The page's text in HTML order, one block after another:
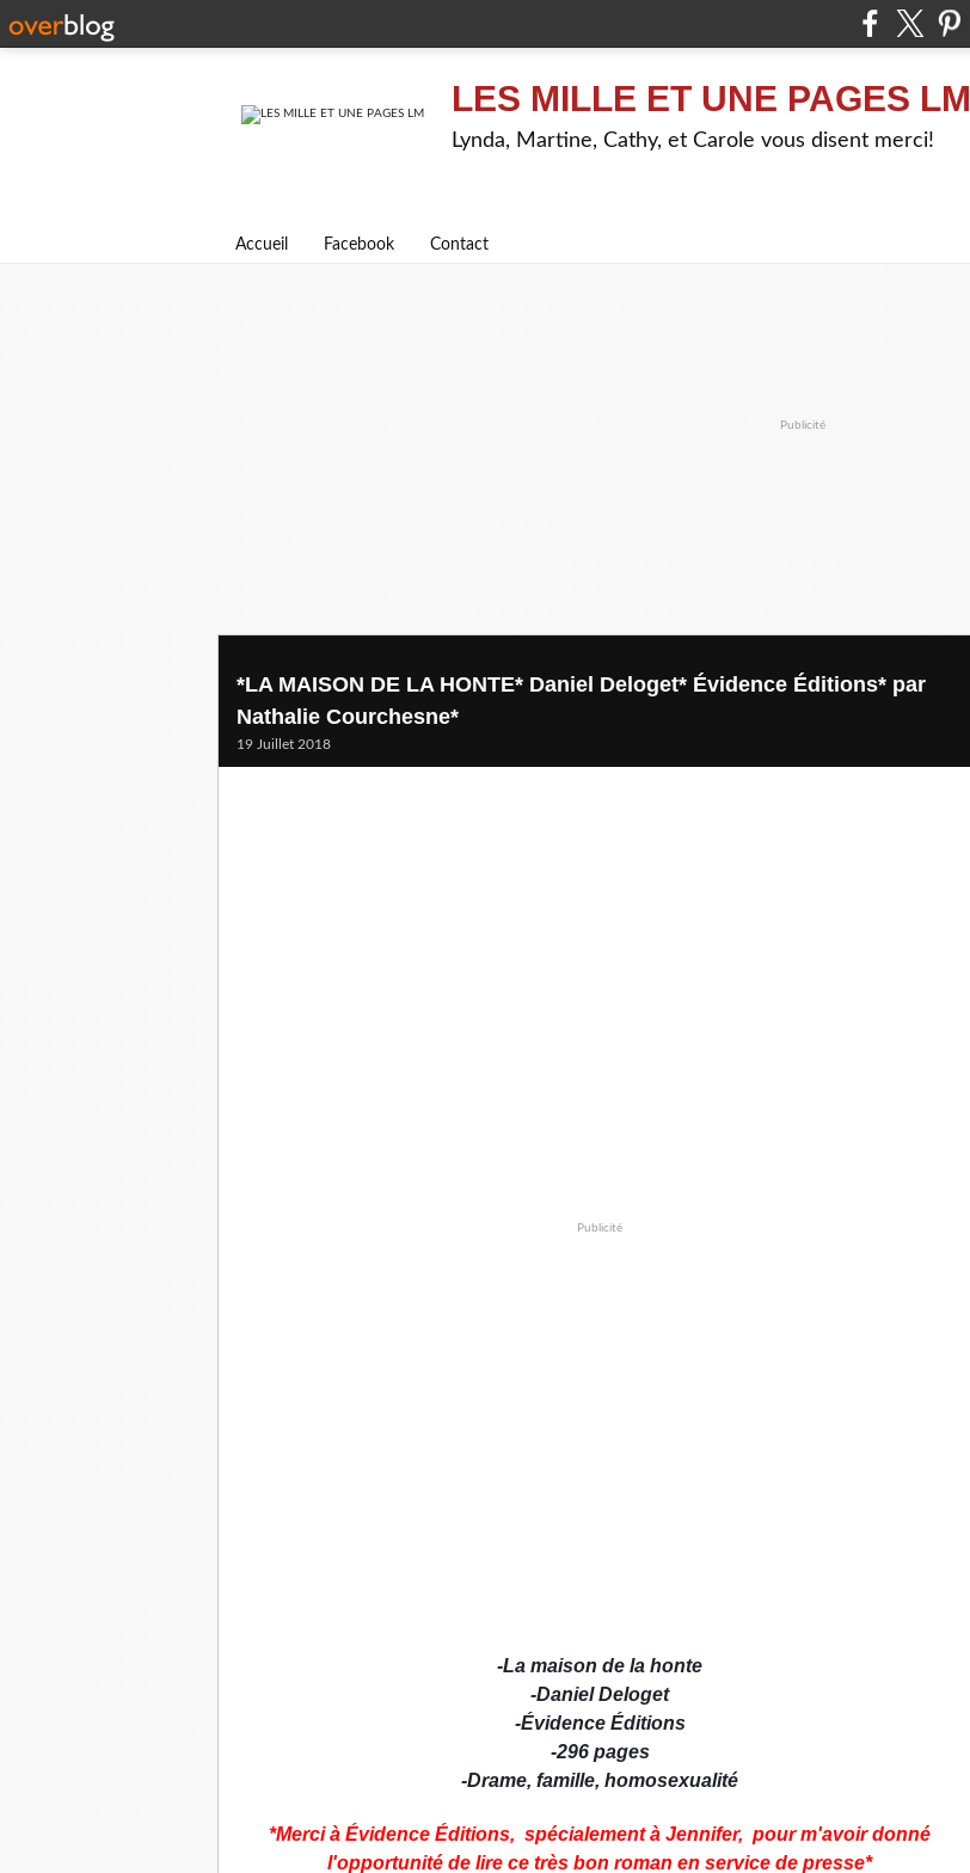
LES MILLE ET UNE PAGES LM
Lynda, Martine, Cathy, et Carole vous disent merci!
Accueil Facebook Contact
Publicité
*LA MAISON DE LA HONTE* Daniel Deloget* Évidence Éditions* par
Nathalie Courchesne*
19 Juillet 2018
Publicité
-La maison de la honte
-Daniel Deloget
-Évidence Éditions
-296 pages
-Drame, famille, homosexualité
*Merci à Évidence Éditions, spécialement à Jennifer, pour m'avoir donné
l'opportunité de lire ce très bon roman en service de presse*